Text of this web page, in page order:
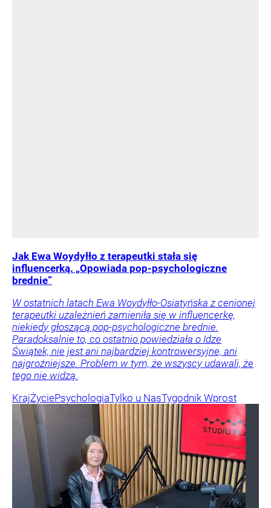
Jak Ewa Woydyłło z terapeutki stała się
influencerką. „Opowiada pop-psychologiczne
brednie”
W ostatnich latach Ewa Woydyłło-Osiatyńska z cenionej
terapeutki uzależnień zamieniła się w influencerkę,
niekiedy głoszącą pop-psychologiczne brednie.
Paradoksalnie to, co ostatnio powiedziała o Idze
Świątek, nie jest ani najbardziej kontrowersyjne, ani
najgroźniejsze. Problem w tym, że wszyscy udawali, że
tego nie widzą.
KrajŻyciePsychologiaTylko u NasTygodnik Wprost